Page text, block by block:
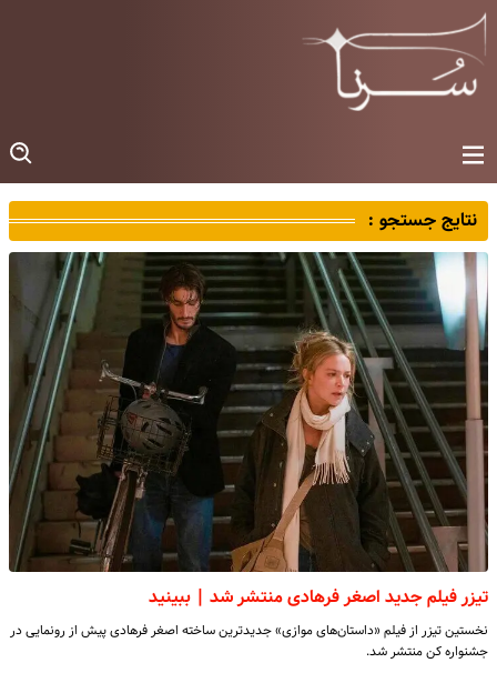
نتایج جستجو :
تیزر فیلم جدید اصغر فرهادی منتشر شد | ببینید
نخستین تیزر از فیلم «داستان‌های موازی» جدیدترین ساخته اصغر فرهادی پیش از رونمایی در
جشنواره کن منتشر شد.